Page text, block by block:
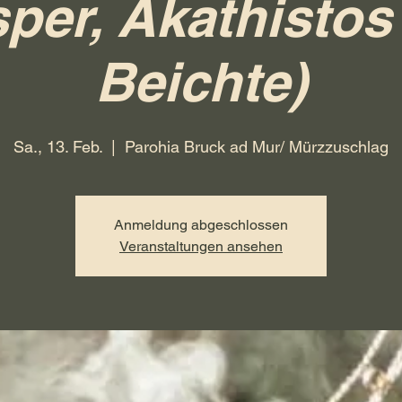
Beichte)
Sa., 13. Feb. Parohia Bruck ad Mur/ Mürzzuschlag
Anmeldung abgeschlossen
Veranstaltungen ansehen